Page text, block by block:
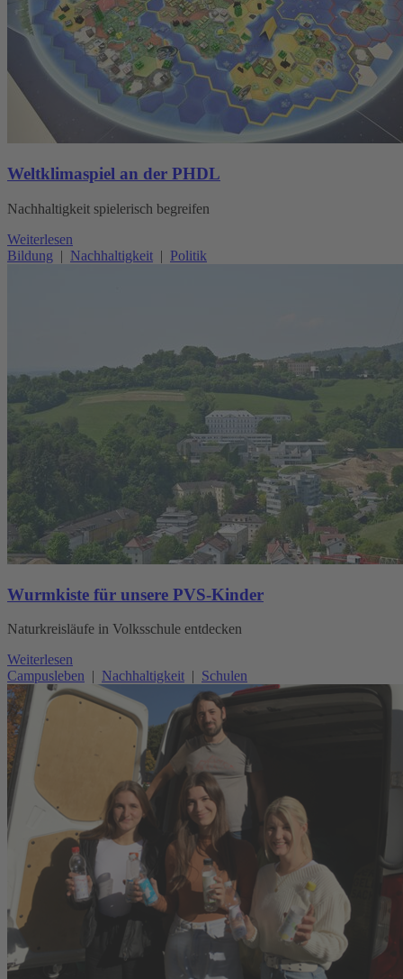
Weltklimaspiel an der PHDL
Nachhaltigkeit spielerisch begreifen
Weiterlesen
Bildung | Nachhaltigkeit | Politik
Wurmkiste für unsere PVS-Kinder
Naturkreisläufe in Volksschule entdecken
Weiterlesen
Campusleben | Nachhaltigkeit | Schulen